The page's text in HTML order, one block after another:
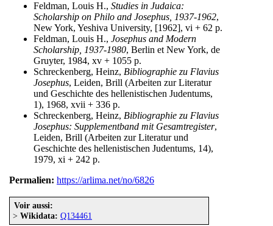
Feldman, Louis H., Studies in Judaica:
Scholarship on Philo and Josephus, 1937-1962,
New York, Yeshiva University, [1962], vi + 62 p.
Feldman, Louis H., Josephus and Modern
Scholarship, 1937-1980, Berlin et New York, de
Gruyter, 1984, xv + 1055 p.
Schreckenberg, Heinz, Bibliographie zu Flavius
Josephus, Leiden, Brill (Arbeiten zur Literatur
und Geschichte des hellenistischen Judentums,
1), 1968, xvii + 336 p.
Schreckenberg, Heinz, Bibliographie zu Flavius
Josephus: Supplementband mit Gesamtregister,
Leiden, Brill (Arbeiten zur Literatur und
Geschichte des hellenistischen Judentums, 14),
1979, xi + 242 p.
Permalien: https://arlima.net/no/6826
Voir aussi:
> Wikidata: Q134461